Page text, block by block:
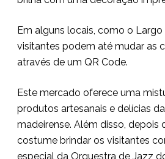
Em alguns locais, como o Largo
visitantes podem até mudar as
através de um QR Code.
Este mercado oferece uma
produtos artesanais e delícias
madeirense. Além disso, depois
costume brindar os visitantes
especial da Orquestra de Jazz